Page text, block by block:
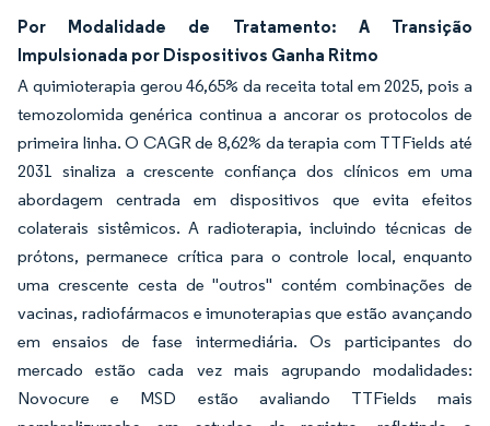
Por Modalidade de Tratamento: A Transição
Impulsionada por Dispositivos Ganha Ritmo
A quimioterapia gerou 46,65% da receita total em 2025, pois a
temozolomida genérica continua a ancorar os protocolos de
primeira linha. O CAGR de 8,62% da terapia com TTFields até
2031 sinaliza a crescente confiança dos clínicos em uma
abordagem centrada em dispositivos que evita efeitos
colaterais sistêmicos. A radioterapia, incluindo técnicas de
prótons, permanece crítica para o controle local, enquanto
uma crescente cesta de "outros" contém combinações de
vacinas, radiofármacos e imunoterapias que estão avançando
em ensaios de fase intermediária. Os participantes do
mercado estão cada vez mais agrupando modalidades:
Novocure e MSD estão avaliando TTFields mais